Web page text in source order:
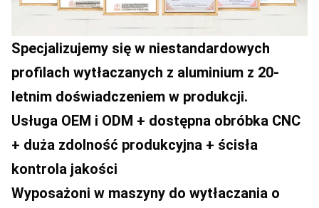
Specjalizujemy się w niestandardowych
profilach wytłaczanych z aluminium z 20-
letnim doświadczeniem w produkcji.
Usługa OEM i ODM + dostępna obróbka CNC
+ duża zdolność produkcyjna + ścisła
kontrola jakości
Wyposażoni w maszyny do wytłaczania o